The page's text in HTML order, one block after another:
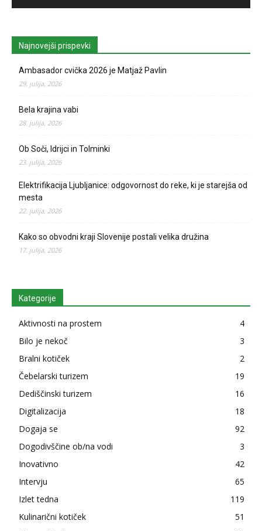
Najnovejši prispevki
Ambasador cvička 2026 je Matjaž Pavlin
29. julija, 2026
Bela krajina vabi
28. julija, 2026
Ob Soči, Idrijci in Tolminki
23. julija, 2026
Elektrifikacija Ljubljanice: odgovornost do reke, ki je starejša od
mesta
22. julija, 2026
Kako so obvodni kraji Slovenije postali velika družina
17. julija, 2026
Kategorije
Aktivnosti na prostem
4
Bilo je nekoč
3
Bralni kotiček
2
Čebelarski turizem
19
Dediščinski turizem
16
Digitalizacija
18
Dogaja se
92
Dogodivščine ob/na vodi
3
Inovativno
42
Intervju
65
Izlet tedna
119
Kulinarični kotiček
51